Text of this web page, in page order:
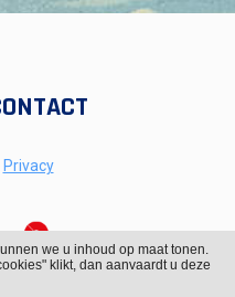
Privacy
we u inhoud op maat tonen.
klikt, dan aanvaardt u deze